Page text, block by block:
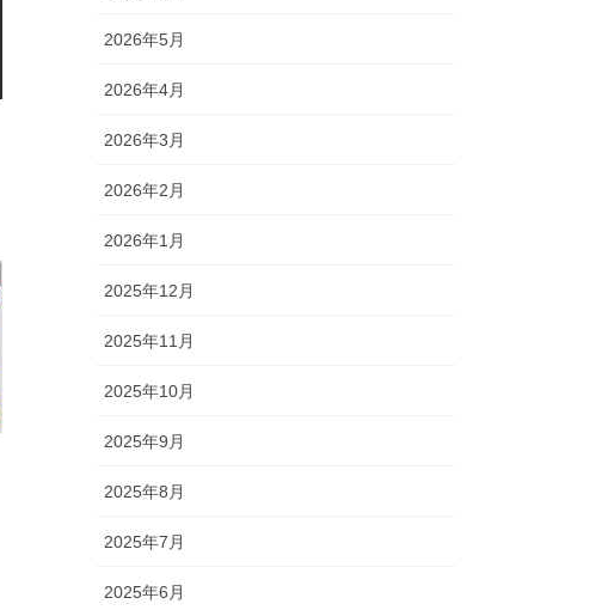
2026年5月
2026年4月
2026年3月
2026年2月
2026年1月
2025年12月
2025年11月
2025年10月
2025年9月
2025年8月
2025年7月
2025年6月